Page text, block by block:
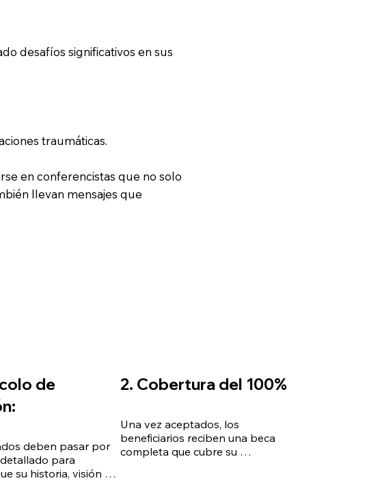
desafíos significativos en sus
traumáticas.
en conferencistas que no solo
llevan mensajes que
de
deben pasar por
para
su historia, visión y
2. Cobertura del 100%
Una vez aceptados, los
beneficiarios reciben una beca
completa que cubre su